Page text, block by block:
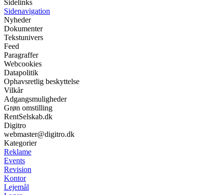
Sidelinks
Sidenavigation
Nyheder
Dokumenter
Tekstunivers
Feed
Paragraffer
Webcookies
Datapolitik
Ophavsretlig beskyttelse
Vilkår
Adgangsmuligheder
Grøn omstilling
RentSelskab.dk
Digitro
webmaster@digitro.dk
Kategorier
Reklame
Events
Revision
Kontor
Lejemål